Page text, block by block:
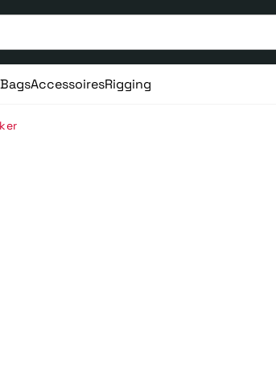
AccessoiresRigging